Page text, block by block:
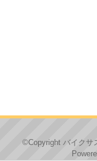
©Copyright バイクサ